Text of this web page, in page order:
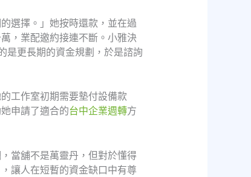
選擇。」她按時還款，並在過
，業配邀約接連不斷。小雅決
是更長期的資金規劃，於是諮詢
工作室初期需要墊付設備款
申請了適合的台中企業週轉方
當舖不是萬靈丹，但對於懂得
讓人在短暫的資金缺口中有尊